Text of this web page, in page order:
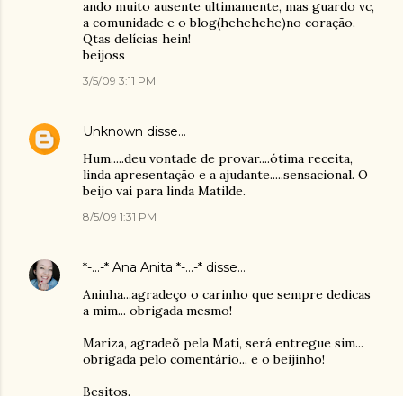
ando muito ausente ultimamente, mas guardo vc,
a comunidade e o blog(hehehehe)no coração.
Qtas delícias hein!
beijoss
3/5/09 3:11 PM
Unknown disse…
Hum.....deu vontade de provar....ótima receita,
linda apresentação e a ajudante.....sensacional. O
beijo vai para linda Matilde.
8/5/09 1:31 PM
*-...-* Ana Anita *-...-* disse…
Aninha...agradeço o carinho que sempre dedicas
a mim... obrigada mesmo!
Mariza, agradeõ pela Mati, será entregue sim...
obrigada pelo comentário... e o beijinho!
Besitos.